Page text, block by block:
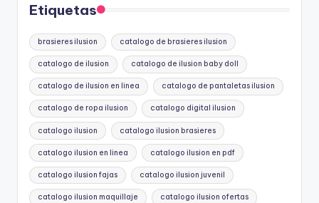
Etiquetas
brasieres ilusion catalogo de brasieres ilusion
catalogo de ilusion catalogo de ilusion baby doll
catalogo de ilusion en linea catalogo de pantaletas ilusion
catalogo de ropa ilusion catalogo digital ilusion
catalogo ilusion catalogo ilusion brasieres
catalogo ilusion en linea catalogo ilusion en pdf
catalogo ilusion fajas catalogo ilusion juvenil
catalogo ilusion maquillaje catalogo ilusion ofertas